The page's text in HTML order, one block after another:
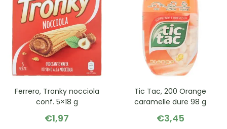
Ferrero, Tronky nocciola
conf. 5×18 g
€1,97
Tic Tac, 200 Orange
caramelle dure 98 g
€3,45